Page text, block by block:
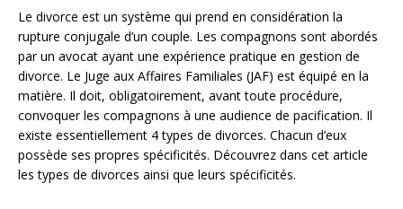
Le divorce est un système qui prend en considération la
rupture conjugale d’un couple. Les compagnons sont abordés
par un avocat ayant une expérience pratique en gestion de
divorce. Le Juge aux Affaires Familiales (JAF) est équipé en la
matière. Il doit, obligatoirement, avant toute procédure,
convoquer les compagnons à une audience de pacification. Il
existe essentiellement 4 types de divorces. Chacun d’eux
possède ses propres spécificités. Découvrez dans cet article
les types de divorces ainsi que leurs spécificités.